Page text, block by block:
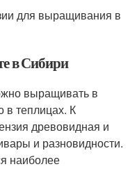
для выращивания в
в Сибири
выращивать в
в теплицах. К
древовидная и
и разновидности.
наиболее